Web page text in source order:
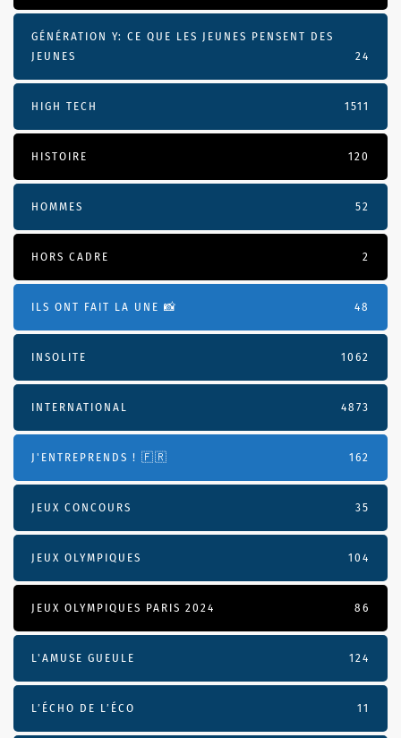
GÉNÉRATION Y: CE QUE LES JEUNES PENSENT DES
JEUNES
24
HIGH TECH 1511
HISTOIRE 120
HOMMES 52
HORS CADRE 2
ILS ONT FAIT LA UNE 📸 48
INSOLITE 1062
INTERNATIONAL 4873
J'ENTREPRENDS ! 🇫🇷 162
JEUX CONCOURS 35
JEUX OLYMPIQUES 104
JEUX OLYMPIQUES PARIS 2024 86
L'AMUSE GUEULE 124
L’ÉCHO DE L’ÉCO 11